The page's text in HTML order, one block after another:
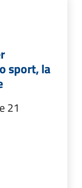
sport, la
21